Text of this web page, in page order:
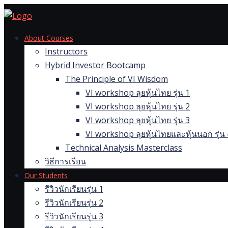
Skip
contentAbout Courses
Instructors
Hybrid Investor Bootcamp
The Principle of VI Wisdom
VI workshop ลุยหุ้นไทย รุ่น 1
VI workshop ลุยหุ้นไทย รุ่น 2
VI workshop ลุยหุ้นไทย รุ่น 3
VI workshop ลุยหุ้นไทยและหุ้นนอก รุ่น
Technical Analysis Masterclass
วิธีการเรียน
Our Students
รีวิวนักเรียนรุ่น 1
รีวิวนักเรียนรุ่น 2
รีวิวนักเรียนรุ่น 3